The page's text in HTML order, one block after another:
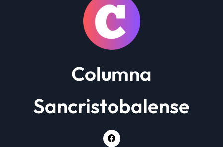
Columna
Sancristobalense